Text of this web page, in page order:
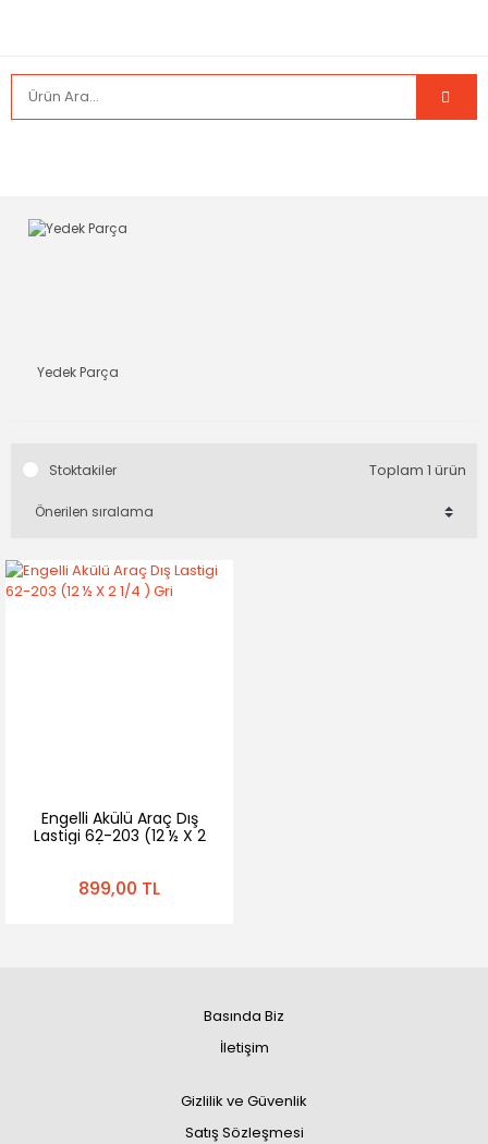
Yedek Parça
Stoktakiler Toplam 1 ürün
Engelli Akülü Araç Dış
Lastigi 62-203 (12 ½ X 2
899,00 TL
Basında Biz
İletişim
Gizlilik ve Güvenlik
Satış Sözleşmesi